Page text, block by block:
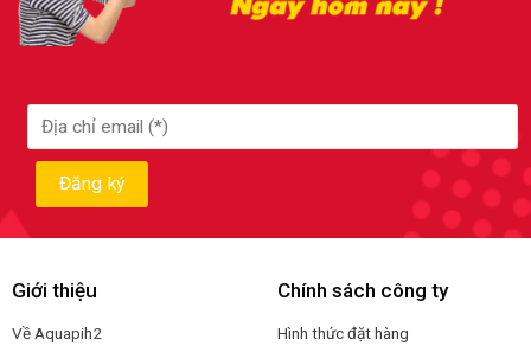
Giới thiệu
Về Aquapih2
Chính sách công ty
Hình thức đặt hàng